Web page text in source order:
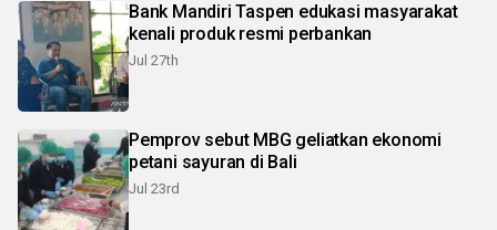
Bank Mandiri Taspen edukasi masyarakat
kenali produk resmi perbankan
Jul 27th
Pemprov sebut MBG geliatkan ekonomi
petani sayuran di Bali
Jul 23rd